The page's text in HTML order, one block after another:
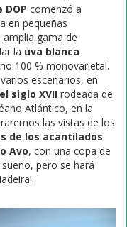
DOP comenzó a
en pequeñas
gama de
la uva blanca
100 % monovarietal.
escenarios, en
siglo XVII rodeada de
Atlántico, en la
las vistas de los
de los acantilados
Avo, con una copa de
pero se hará